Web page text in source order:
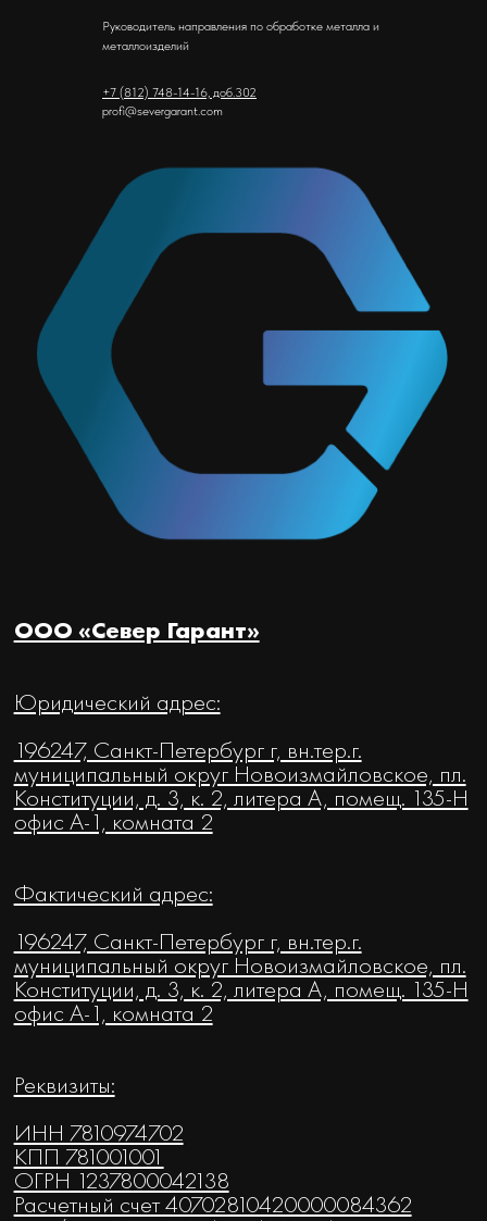
Руководитель направления по обработке металла и
металлоизделий
+7 (812) 748-14-16, доб.302
profi@severgarant.com